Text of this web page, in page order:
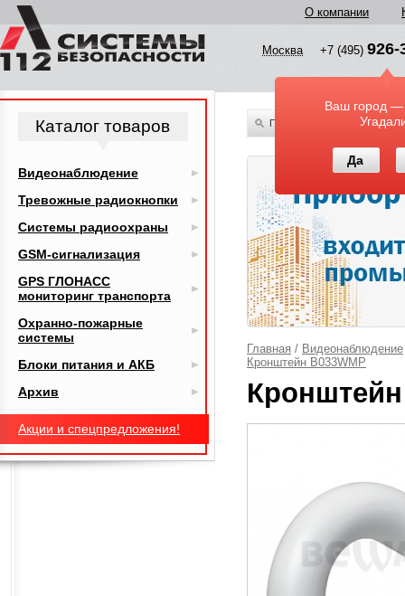
О компании
Москва +7 (495) 926-
Ваш город —
Да
По всему каталогу
Главная / Видеонаблюдение
Кронштейн B033WMP
Каталог товаров
Видеонаблюдение
Тревожные радиокнопки
Системы радиоохраны
GSM-сигнализация
GPS ГЛОНАСС
мониторинг транспорта
Охранно-пожарные
системы
Блоки питания и АКБ
Архив
Акции и спецпредложения!